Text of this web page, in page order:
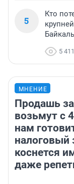
5
Кто
5 411
МНЕНИЕ
Продашь
возьмут с
нам
налоговый
коснется
даже